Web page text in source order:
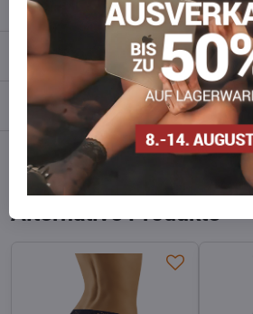
Beschreibung
Bewertungen
Diskussion 0
Facebook Reddit
Alternative Produkte